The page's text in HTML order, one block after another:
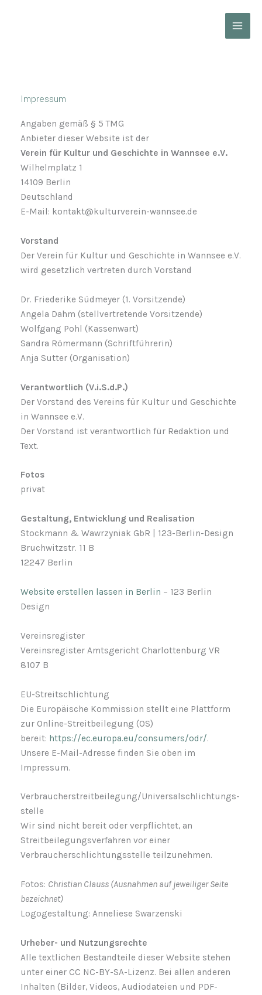
Impressum
Angaben gemäß § 5 TMG
Anbieter dieser Website ist der
Verein für Kultur und Geschichte in Wannsee e.V.
Wilhelmplatz 1
14109 Berlin
Deutschland
E-Mail: kontakt@kulturverein-wannsee.de
Vorstand
Der Verein für Kultur und Geschichte in Wannsee e.V.
wird gesetzlich vertreten durch Vorstand
Dr. Friederike Südmeyer (1. Vorsitzende)
Angela Dahm (stellvertretende Vorsitzende)
Wolfgang Pohl (Kassenwart)
Sandra Römermann (Schriftführerin)
Anja Sutter (Organisation)
Verantwortlich (V.i.S.d.P.)
Der Vorstand des Vereins für Kultur und Geschichte
in Wannsee e.V.
Der Vorstand ist verantwortlich für Redaktion und
Text.
Fotos
privat
Gestaltung, Entwicklung und Realisation
Stockmann & Wawrzyniak GbR | 123-Berlin-Design
Bruchwitzstr. 11 B
12247 Berlin
Website erstellen lassen in Berlin – 123 Berlin
Design
Vereinsregister
Vereinsregister Amtsgericht Charlottenburg VR
8107 B
EU-Streitschlichtung
Die Europäische Kommission stellt eine Plattform
zur Online-Streitbeilegung (OS)
bereit: https://ec.europa.eu/consumers/odr/.
Unsere E-Mail-Adresse finden Sie oben im
Impressum.
Verbraucher­streit­beilegung/Universal­schlichtungs­
stelle
Wir sind nicht bereit oder verpflichtet, an
Streitbeilegungsverfahren vor einer
Verbraucherschlichtungsstelle teilzunehmen.
Fotos: Christian Clauss (Ausnahmen auf jeweiliger Seite
bezeichnet)
Logogestaltung: Anneliese Swarzenski
Urheber- und Nutzungsrechte
Alle textlichen Bestandteile dieser Website stehen
unter einer CC NC-BY-SA-Lizenz. Bei allen anderen
Inhalten (Bilder, Videos, Audiodateien und PDF-